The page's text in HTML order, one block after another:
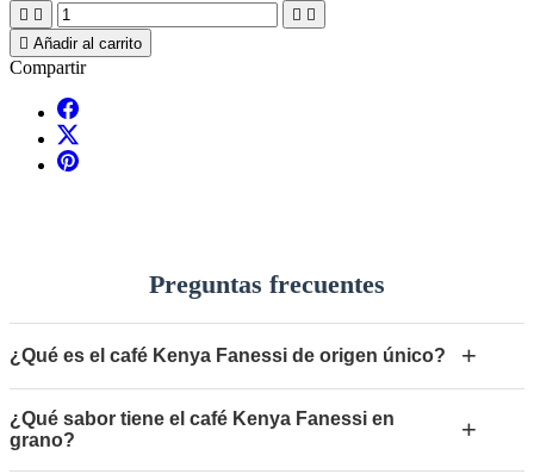
   
 Añadir al carrito
Compartir
Preguntas frecuentes
¿Qué es el café Kenya Fanessi de origen único? +
¿Qué sabor tiene el café Kenya Fanessi en
grano?
+